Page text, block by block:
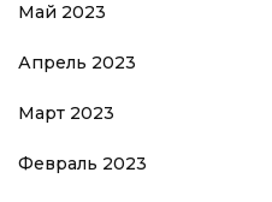
Май 2023
Апрель 2023
Март 2023
Февраль 2023